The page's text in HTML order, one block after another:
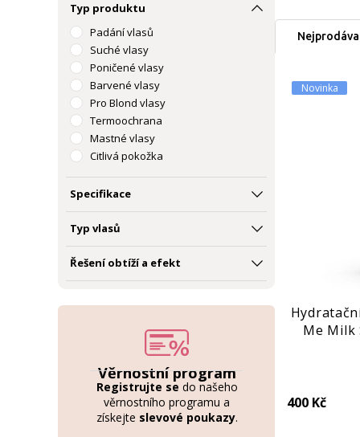
Typ produktu
Padání vlasů
Suché vlasy
Poničené vlasy
Barvené vlasy
Pro Blond vlasy
Termoochrana
Mastné vlasy
Citlivá pokožka
Proti lupům
Pro objem
Styling & ochrana vlasů
Specifikace
Typ vlasů
Řešení obtíží a efekt
Věrnostní program
Registrujte se do našeho
věrnostního programu a
získejte slevové poukazy.
Novinka
Me Milk
400 Kč